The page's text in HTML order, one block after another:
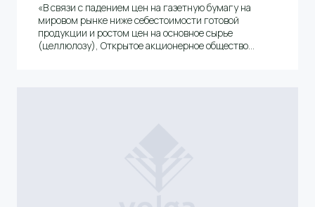
«В связи с падением цен на газетную бумагу на
мировом рынке ниже себестоимости готовой
продукции и ростом цен на основное сырье
(целлюлозу), Открытое акционерное общество